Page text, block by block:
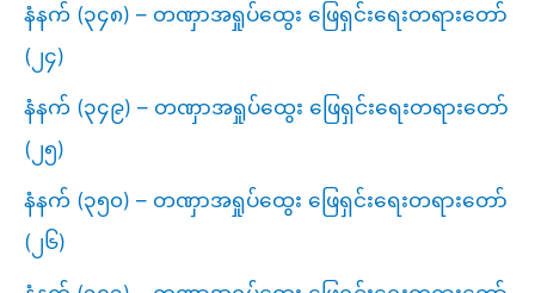
နံနက် (၃၄၈) – တဏှာအရှုပ်ထွေး ဖြေရှင်းရေးတရားတော်
(၂၄)
နံနက် (၃၄၉) – တဏှာအရှုပ်ထွေး ဖြေရှင်းရေးတရားတော်
(၂၅)
နံနက် (၃၅၀) – တဏှာအရှုပ်ထွေး ဖြေရှင်းရေးတရားတော်
(၂၆)